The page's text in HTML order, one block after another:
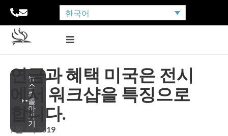
한국어
뉴
스
로
돌
아
가
기
연금과 혜택 미국은 전시
에서 워크샵을 특징으로
합니다.
7월 10, 2019